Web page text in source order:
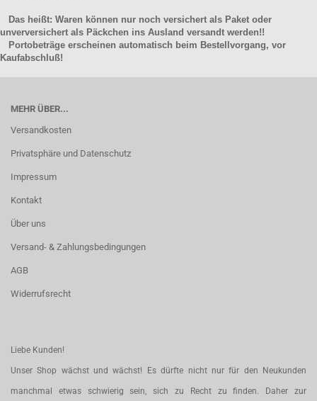
Das heißt: Waren können nur noch versichert als Paket oder
unverversichert als Päckchen ins Ausland versandt werden!!
Portobeträge erscheinen automatisch beim Bestellvorgang, vor
Kaufabschluß!
MEHR ÜBER...
Versandkosten
Privatsphäre und Datenschutz
Impressum
Kontakt
Über uns
Versand- & Zahlungsbedingungen
AGB
Widerrufsrecht
Liebe Kunden!
Unser Shop wächst und wächst! Es dürfte nicht nur für den Neukunden
manchmal etwas schwierig sein, sich zu Recht zu finden. Daher zur